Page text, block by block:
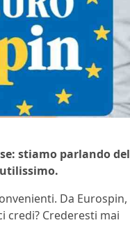
stiamo parlando del
Da Eurospin,
credi? Crederesti mai